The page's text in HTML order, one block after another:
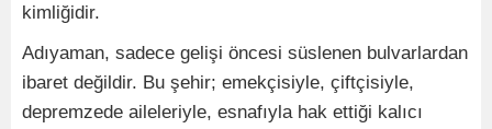
kimliğidir.
Adıyaman, sadece gelişi öncesi süslenen bulvarlardan
ibaret değildir. Bu şehir; emekçisiyle, çiftçisiyle,
depremzede aileleriyle, esnafıyla hak ettiği kalıcı